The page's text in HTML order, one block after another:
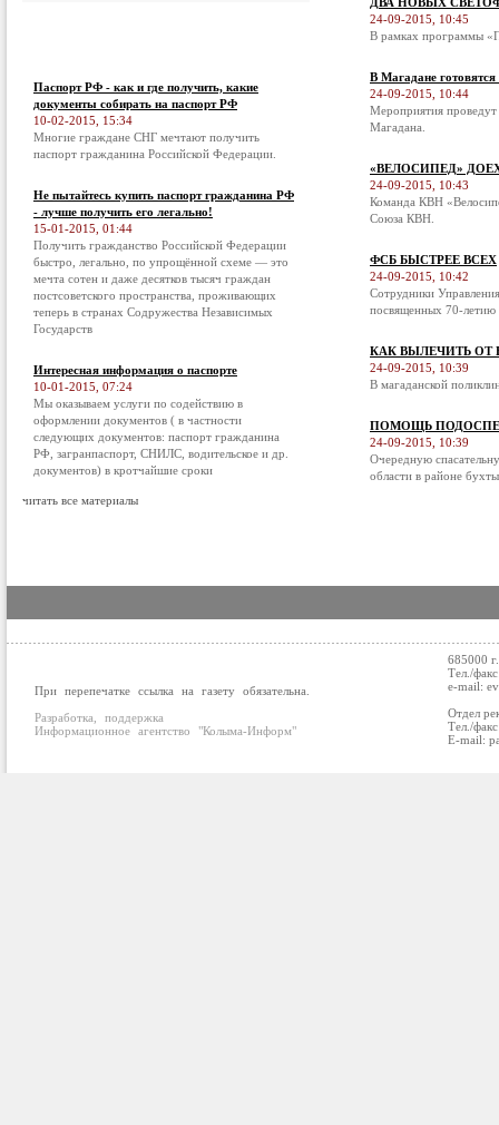
Паспорт РФ - как и где получить, какие
документы собирать на паспорт РФ
10-02-2015, 15:34
Многие граждане СНГ мечтают получить
паспорт гражданина Российской Федерации.
Не пытайтесь купить паспорт гражданина РФ
- лучше получить его легально!
15-01-2015, 01:44
Получить гражданство Российской Федерации
быстро, легально, по упрощённой схеме — это
мечта сотен и даже десятков тысяч граждан
постсоветского пространства, проживающих
теперь в странах Содружества Независимых
Государств
Интересная информация о паспорте
10-01-2015, 07:24
Мы оказываем услуги по содействию в
оформлении документов ( в частности
следующих документов: паспорт гражданина
РФ, загранпаспорт, СНИЛС, водительское и др.
документов) в кротчайшие сроки
читать все материалы
24-09-2015, 10:45
В рамках программы
В Магадане
24-09-2015, 10:44
Мероприятия
Магадана.
«ВЕЛОСИПЕД»
24-09-2015, 10:43
Команда КВН
Союза КВН.
ФСБ БЫСТРЕЕ ВСЕХ
24-09-2015, 10:42
Сотрудники
посвященных 70-летию
КАК ВЫЛЕЧИТЬ ОТ
24-09-2015, 10:39
В магаданской
ПОМОЩЬ
24-09-2015, 10:39
Очередную
области в районе
При перепечатке ссылка на газету обязательна.
Разработка, поддержка
Информационное агентство "Колыма-Информ"
685000
Тел./
e-mail:
Отдел
Тел./
E-mail: